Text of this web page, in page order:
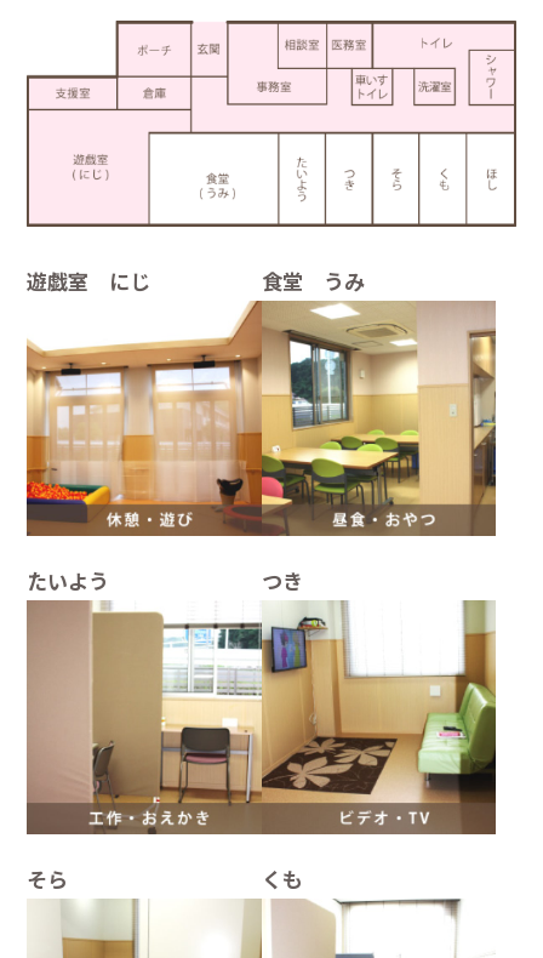
遊戯室 にじ 食堂 うみ
たいよう つき
そら くも